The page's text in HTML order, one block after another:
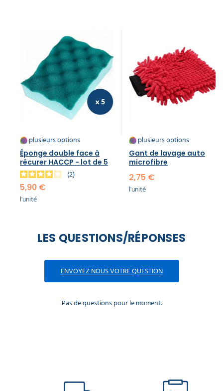
plusieurs options
Éponge double face à
récurer HACCP - lot de 5
2
5,90 €
l'unité
plusieurs options
Gant de lavage auto
microfibre
2,75 €
l'unité
LES QUESTIONS/RÉPONSES
ENVOYEZ NOUS VOTRE QUESTION
Pas de questions pour le moment.